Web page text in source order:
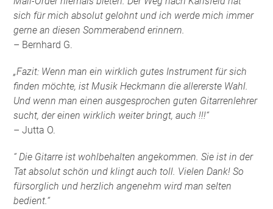
sich für mich absolut gelohnt und ich werde mich immer
gerne an diesen Sommerabend erinnern.
– Bernhard G.
„Fazit: Wenn man ein wirklich gutes Instrument für sich
finden möchte, ist Musik Heckmann die allererste Wahl.
Und wenn man einen ausgesprochen guten Gitarrenlehrer
sucht, der einen wirklich weiter bringt, auch !!!“
– Jutta O.
“ Die Gitarre ist wohlbehalten angekommen. Sie ist in der
Tat absolut schön und klingt auch toll. Vielen Dank! So
fürsorglich und herzlich angenehm wird man selten
bedient.“